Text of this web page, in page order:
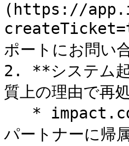
(https://
ポートにお問い
2. **システム
質上の理由で再
パートナーに帰